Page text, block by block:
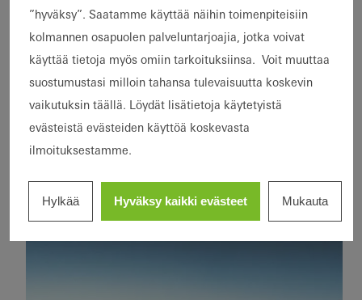
Kaupunginosat
rakennukset
Deutschlandhaus
Kerrostalot
Korjausrakentaminen
Ikkunat
Wohnkomplex an der
Corellistraße
”hyväksy”. Saatamme käyttää näihin toimenpiteisiin
kolmannen osapuolen palveluntarjoajia, jotka voivat
käyttää tietoja myös omiin tarkoituksiinsa. Voit muuttaa
suostumustasi milloin tahansa tulevaisuutta koskevin
vaikutuksin täällä. Löydät lisätietoja käytetyistä
evästeistä evästeiden käyttöä koskevasta
ilmoituksestamme.
Hylkää Hyväksy kaikki evästeet Mukauta